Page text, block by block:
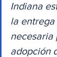
Indiana
la
necesaria
adopción